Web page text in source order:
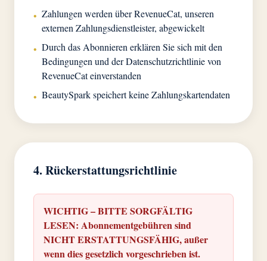
• Zahlungen werden über RevenueCat, unseren
externen Zahlungsdienstleister, abgewickelt
• Durch das Abonnieren erklären Sie sich mit den
Bedingungen und der Datenschutzrichtlinie von
RevenueCat einverstanden
• BeautySpark speichert keine Zahlungskartendaten
4. Rückerstattungsrichtlinie
WICHTIG – BITTE SORGFÄLTIG
LESEN: Abonnementgebühren sind
NICHT ERSTATTUNGSFÄHIG, außer
wenn dies gesetzlich vorgeschrieben ist.